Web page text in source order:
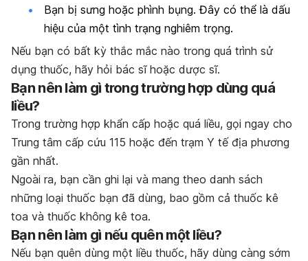
Bạn bị sưng hoặc phình bụng. Đây có thể là dấu
hiệu của một tình trạng nghiêm trọng.
Nếu bạn có bất kỳ thắc mắc nào trong quá trình sử
dụng thuốc, hãy hỏi bác sĩ hoặc dược sĩ.
Bạn nên làm gì trong trường hợp dùng quá
liều?
Trong trường hợp khẩn cấp hoặc quá liều, gọi ngay cho
Trung tâm cấp cứu 115 hoặc đến trạm Y tế địa phương
gần nhất.
Ngoài ra, bạn cần ghi lại và mang theo danh sách
những loại thuốc bạn đã dùng, bao gồm cả thuốc kê
toa và thuốc không kê toa.
Bạn nên làm gì nếu quên một liều?
Nếu bạn quên dùng một liều thuốc, hãy dùng càng sớm